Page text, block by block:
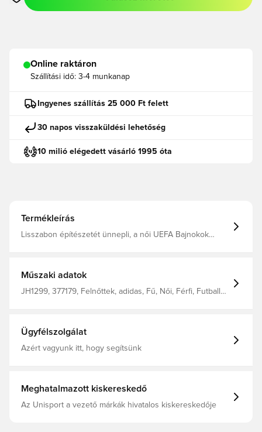
Megnyit egy modált a bejelentkezéshez vagy a tagként való
Online raktáron
Szállítási idő: 3-4 munkanap
Ingyenes szállítás 25 000 Ft felett
30 napos visszaküldési lehetőség
10 milió elégedett vásárló 1995 óta
Termékleírás
Lisszabon építészetét ünnepli, a női UEFA Bajnokok
hagyományosan „azulejos” néven ismertek Azonos
kieséses szakaszának hivatalos meccslabdája
Műszaki adatok
JH1299, 377179, Felnőttek, adidas, Fű, Női, Férfi, Futball
Ügyfélszolgálat
Azért vagyunk itt, hogy segítsünk
Meghatalmazott kiskereskedő
Az Unisport a vezető márkák hivatalos kiskereskedője